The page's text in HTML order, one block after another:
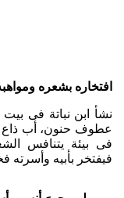
افتخاره بشعره
نشأ ابن نباتة فی
عطوف حنون، أب ذاع
فی بیئة یتنافس
فیفتخر بأبیه وأسرته